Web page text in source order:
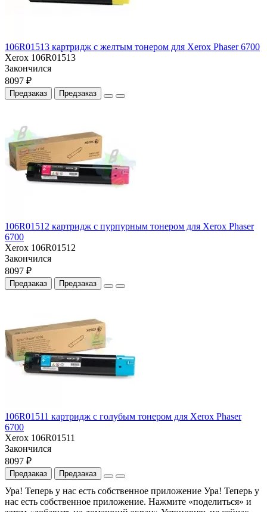
106R01513 картридж с желтым тонером для Xerox Phaser 6700
Xerox 106R01513
Закончился
8097 ₽
Предзаказ Предзаказ
106R01512 картридж с пурпурным тонером для Xerox Phaser
6700
Xerox 106R01512
Закончился
8097 ₽
Предзаказ Предзаказ
106R01511 картридж с голубым тонером для Xerox Phaser
6700
Xerox 106R01511
Закончился
8097 ₽
Предзаказ Предзаказ
Ура! Теперь у нас есть собственное приложение Ура! Теперь у
нас есть собственное приложение. Нажмите «поделиться» и